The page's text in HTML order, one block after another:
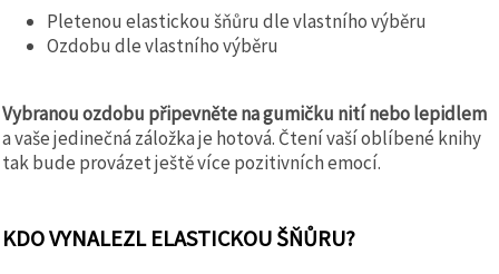
Pletenou elastickou šňůru dle vlastního výběru
Ozdobu dle vlastního výběru
Vybranou ozdobu připevněte na gumičku nití nebo lepidlem
a vaše jedinečná záložka je hotová. Čtení vaší oblíbené knihy
tak bude provázet ještě více pozitivních emocí.
KDO VYNALEZL ELASTICKOU ŠŇŮRU?